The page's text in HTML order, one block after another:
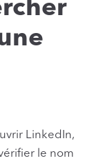
LinkedIn,
le nom